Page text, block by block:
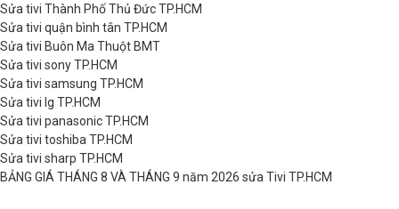
Sửa tivi Thành Phố Thủ Đức TP.HCM
Sửa tivi quận bình tân TP.HCM
Sửa tivi Buôn Ma Thuột BMT
Sửa tivi sony TP.HCM
Sửa tivi samsung TP.HCM
Sửa tivi lg TP.HCM
Sửa tivi panasonic TP.HCM
Sửa tivi toshiba TP.HCM
Sửa tivi sharp TP.HCM
BẢNG GIÁ THÁNG 8 VÀ THÁNG 9 năm 2026 sửa Tivi TP.HCM